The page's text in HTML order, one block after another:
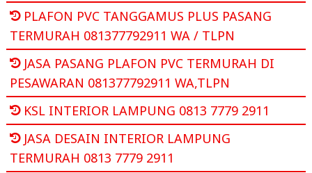
PLAFON PVC TANGGAMUS PLUS PASANG
TERMURAH 081377792911 WA / TLPN
JASA PASANG PLAFON PVC TERMURAH DI
PESAWARAN 081377792911 WA,TLPN
KSL INTERIOR LAMPUNG 0813 7779 2911
JASA DESAIN INTERIOR LAMPUNG
TERMURAH 0813 7779 2911